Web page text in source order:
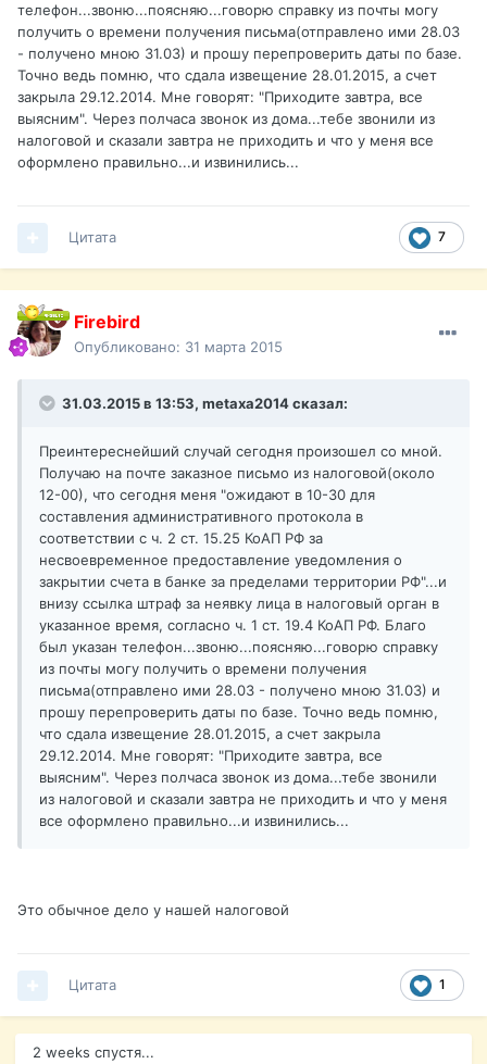
телефон...звоню...поясняю...говорю справку из почты могу
получить о времени получения письма(отправлено ими 28.03
- получено мною 31.03) и прошу перепроверить даты по базе.
Точно ведь помню, что сдала извещение 28.01.2015, а счет
закрыла 29.12.2014. Мне говорят: "Приходите завтра, все
выясним". Через полчаса звонок из дома...тебе звонили из
налоговой и сказали завтра не приходить и что у меня все
оформлено правильно...и извинились...
7
Цитата
Firebird
Опубликовано: 31 марта 2015
31.03.2015 в 13:53, metaxa2014 сказал:
Преинтереснейший случай сегодня произошел со мной.
Получаю на почте заказное письмо из налоговой(около
12-00), что сегодня меня "ожидают в 10-30 для
составления административного протокола в
соответствии с ч. 2 ст. 15.25 КоАП РФ за
несвоевременное предоставление уведомления о
закрытии счета в банке за пределами территории РФ"...и
внизу ссылка штраф за неявку лица в налоговый орган в
указанное время, согласно ч. 1 ст. 19.4 КоАП РФ. Благо
был указан телефон...звоню...поясняю...говорю справку
из почты могу получить о времени получения
письма(отправлено ими 28.03 - получено мною 31.03) и
прошу перепроверить даты по базе. Точно ведь помню,
что сдала извещение 28.01.2015, а счет закрыла
29.12.2014. Мне говорят: "Приходите завтра, все
выясним". Через полчаса звонок из дома...тебе звонили
из налоговой и сказали завтра не приходить и что у меня
все оформлено правильно...и извинились...
Это обычное дело у нашей налоговой
1
Цитата
2 weeks спустя...